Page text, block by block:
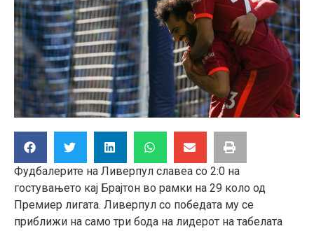
Фудбалерите на Ливерпул славеа со 2:0 на
гостувањето кај Брајтон во рамки на 29 коло од
Премиер лигата. Ливерпул со победата му се
приближи на само три бода на лидерот на табелата